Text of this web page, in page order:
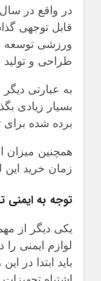
در واقع در
قابل توجهی
ورزشی توسعه
طراحی و تولید
به عبارتی
بسیار زیادی
برده شده برای
همچنین میزان
زمان خرید این
توجه به ایمنی
یکی دیگر از
لوازم ایمنی
باید ابتدا در